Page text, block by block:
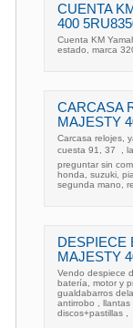
CUENTA
400
Cuenta KM
estado, marca
CARCASA
MAJESTY
Carcasa relojes,
cuesta 91, 37  ,
preguntar sin
honda, suzuki,
segunda mano,
DESPIECE
MAJESTY
Vendo despiece
batería, motor y
gualdabarros
antirrobo , llantas
discos+pastillas ,